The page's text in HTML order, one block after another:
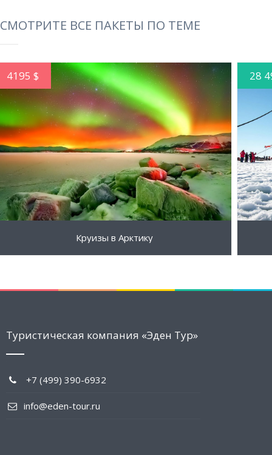
СМОТРИТЕ ВСЕ ПАКЕТЫ ПО ТЕМЕ
4195 $
ПОДРОБНЕЕ
Круизы в Арктику
28
Туристическая компания «Эден Тур»
+7 (499) 390-6932
info@eden-tour.ru